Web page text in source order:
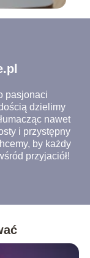
pasjonaci
dzielimy
nawet
i przystępny
by każdy
przyjaciół!